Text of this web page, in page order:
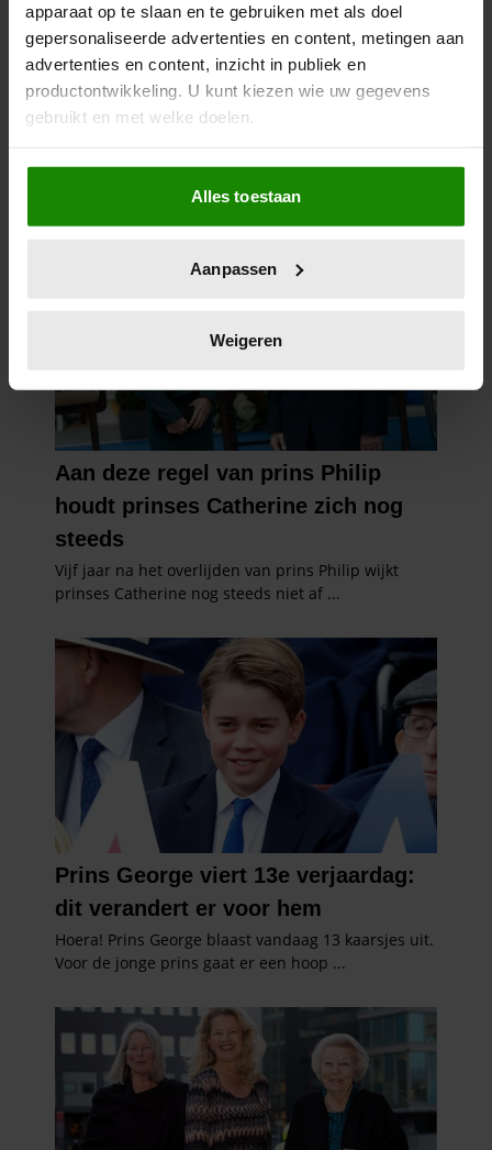
apparaat op te slaan en te gebruiken met als doel
gepersonaliseerde advertenties en content, metingen aan
advertenties en content, inzicht in publiek en
productontwikkeling. U kunt kiezen wie uw gegevens
gebruikt en met welke doelen.
Als u het toestaat, willen we ook graag:
Informatie verzamelen over uw geografische
locatie, die tot een paar meter nauwkeurig kan zijn
scannen op specifieke eigenschappen (fingerprinting)
verwerkt en stel uw voorkeuren in het
intrekken in de Cookieverklaring.
We gebruiken cookies om content en advertenties te
personaliseren, om functies voor social media te bieden
en om ons websiteverkeer te analyseren. Ook delen we
informatie over uw gebruik van onze site met onze
partners voor social media, adverteren en analyse. Deze
partners kunnen deze gegevens combineren met andere
informatie die u aan ze heeft verstrekt of die ze hebben
gaat akkoord met onze cookies als u onze website blijft
gebruiken.
Alles toestaan
Aanpassen
Weigeren